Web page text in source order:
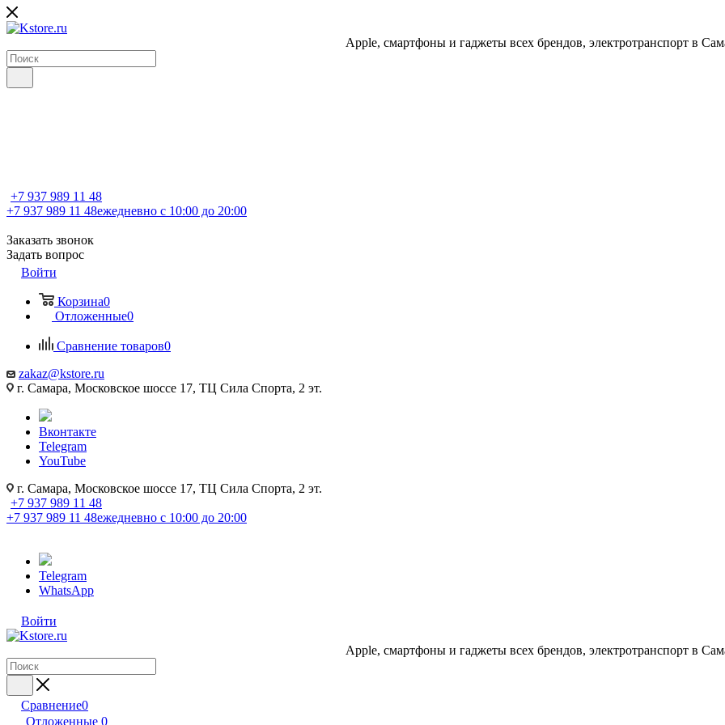
Apple, cмартфоны и гаджеты всех брендов, электротранспорт в
+7 937 989 11 48
+7 937 989 11 48ежедневно с 10:00 до 20:00
Заказать звонок
Задать вопрос
Войти
Корзина0
Отложенные0
Сравнение товаров0
zakaz@kstore.ru
г. Самара, Московское шоссе 17, ТЦ Сила Спорта, 2 эт.
Вконтакте
Telegram
YouTube
г. Самара, Московское шоссе 17, ТЦ Сила Спорта, 2 эт.
+7 937 989 11 48
+7 937 989 11 48ежедневно с 10:00 до 20:00
Telegram
WhatsApp
Войти
Apple, cмартфоны и гаджеты всех брендов, электротранспорт в
Сравнение0
Отложенные 0